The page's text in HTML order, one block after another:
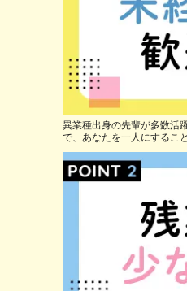
異業種出身の先輩が多数活
で、あなたを一人にするこ